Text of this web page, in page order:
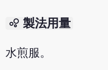
bubble_chart 製法用量
水煎服。